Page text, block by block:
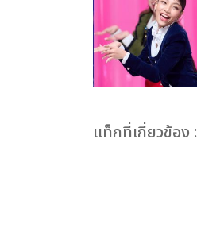
เเท็กที่เกี่ยวข้อง :